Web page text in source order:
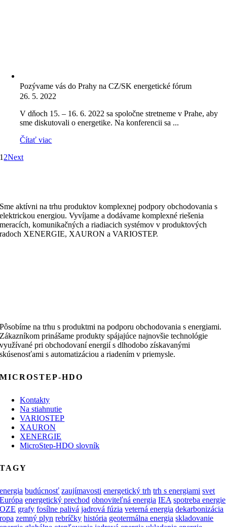
Pozývame vás do Prahy na CZ/SK energetické fórum
26. 5. 2022
V dňoch 15. – 16. 6. 2022 sa spoločne stretneme v Prahe, aby
sme diskutovali o energetike. Na konferencii sa ...
Čítať viac
1 2Next
Sme aktívni na trhu produktov komplexnej podpory obchodovania s
elektrickou energiou. Vyvíjame a dodávame komplexné riešenia
meracích, komunikačných a riadiacich systémov v produktových
radoch XENERGIE, XAURON a VARIOSTEP.
Pôsobíme na trhu s produktmi na podporu obchodovania s energiami.
Zákazníkom prinášame produkty spájajúce najnovšie technológie
využívané pri obchodovaní energií s dlhodobo získavanými
skúsenosťami s automatizáciou a riadením v priemysle.
MICROSTEP-HDO
Kontakty
Na stiahnutie
VARIOSTEP
XAURON
XENERGIE
MicroStep-HDO slovník
TAGY
energia budúcnosť zaujímavosti energetický trh trh s energiami svet
Európa energetický prechod obnoviteľná energia IEA spotreba energie
OZE grafy fosílne palivá jadrová fúzia veterná energia dekarbonizácia
ropa zemný plyn rebríčky história geotermálna energia skladovanie